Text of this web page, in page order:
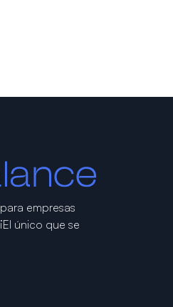
para empresas
¡El único que se